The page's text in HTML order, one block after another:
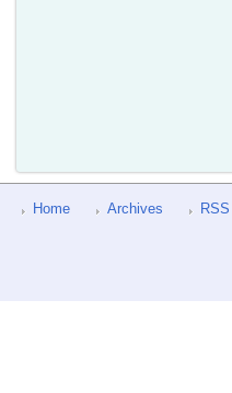
Home Archives RSS